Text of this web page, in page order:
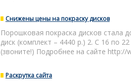
Снижены цены на покраску дисков
Порошковая покраска дисков стала
диск (комплект – 4440 р.) 2. С 16 по
(звоните!) Подробнее на сайте
Раскрутка сайта